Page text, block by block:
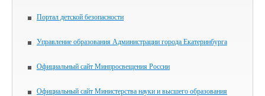
Портал детской безопасности
Управление образования Администрации города Екатеринбурга
Официальный сайт Минпросвещения России
Официальный сайт Министерства науки и высшего образования